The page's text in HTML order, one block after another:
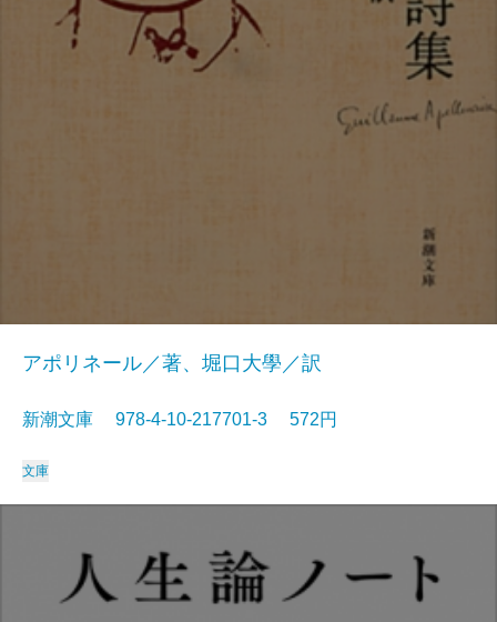
アポリネール／著、堀口大學／訳
新潮文庫 978-4-10-217701-3 572円
文庫